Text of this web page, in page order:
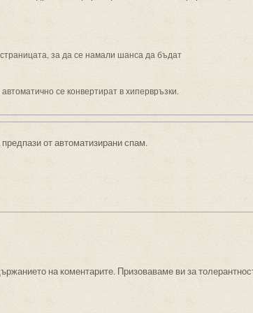
за да се намали шанса да бъдат
се конвертират в хипервръзки.
от автоматизирани спам.
на коментарите. Призоваваме ви за